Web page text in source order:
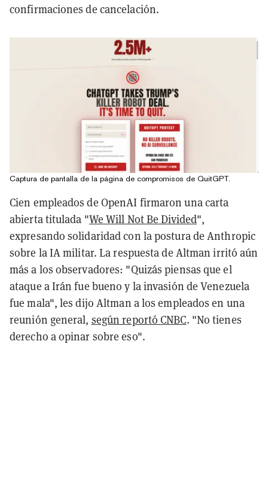
confirmaciones de cancelación.
Captura de pantalla de la página de compromisos de QuitGPT.
Cien empleados de OpenAI firmaron una carta
abierta titulada "We Will Not Be Divided",
expresando solidaridad con la postura de Anthropic
sobre la IA militar. La respuesta de Altman irritó aún
más a los observadores: "Quizás piensas que el
ataque a Irán fue bueno y la invasión de Venezuela
fue mala", les dijo Altman a los empleados en una
reunión general, según reportó CNBC. "No tienes
derecho a opinar sobre eso".